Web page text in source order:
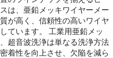
は、亜鉛メッキワイヤーメー
が高く、信頼性の高いワイヤ
ています。 工業用亜鉛メッ
超音波洗浄は単なる洗浄方法
着性を向上させ、欠陥を減ら